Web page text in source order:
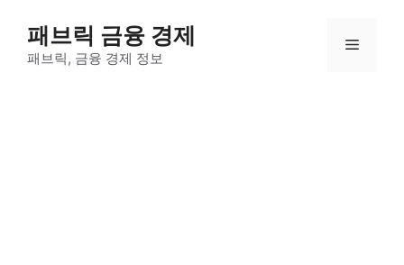
패브릭 금융 경제
패브릭, 금융 경제 정보
메